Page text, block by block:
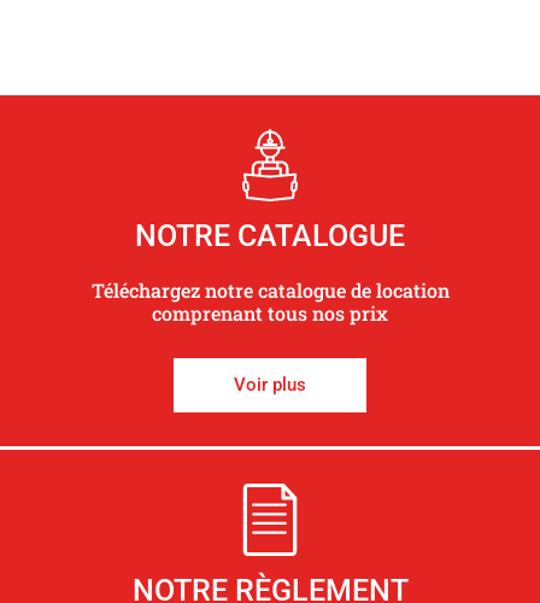
NOTRE CATALOGUE
Téléchargez notre catalogue de location
comprenant tous nos prix
Voir plus
NOTRE RÈGLEMENT